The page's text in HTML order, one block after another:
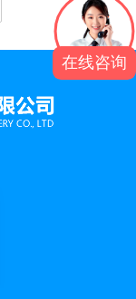
在线咨询